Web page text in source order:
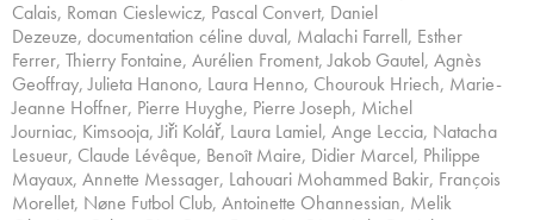
Calais, Roman Cieslewicz, Pascal Convert, Daniel
Dezeuze, documentation céline duval, Malachi Farrell, Esther
Ferrer, Thierry Fontaine, Aurélien Froment, Jakob Gautel, Agnès
Geoffray, Julieta Hanono, Laura Henno, Chourouk Hriech, Marie-
Jeanne Hoffner, Pierre Huyghe, Pierre Joseph, Michel
Journiac, Kimsooja, Jiři Kolář, Laura Lamiel, Ange Leccia, Natacha
Lesueur, Claude Lévêque, Benoît Maire, Didier Marcel, Philippe
Mayaux, Annette Messager, Lahouari Mohammed Bakir, François
Morellet, Nøne Futbol Club, Antoinette Ohannessian, Melik